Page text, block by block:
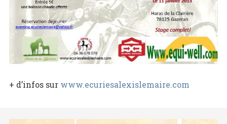
+ d’infos sur www.ecuriesalexislemaire.com